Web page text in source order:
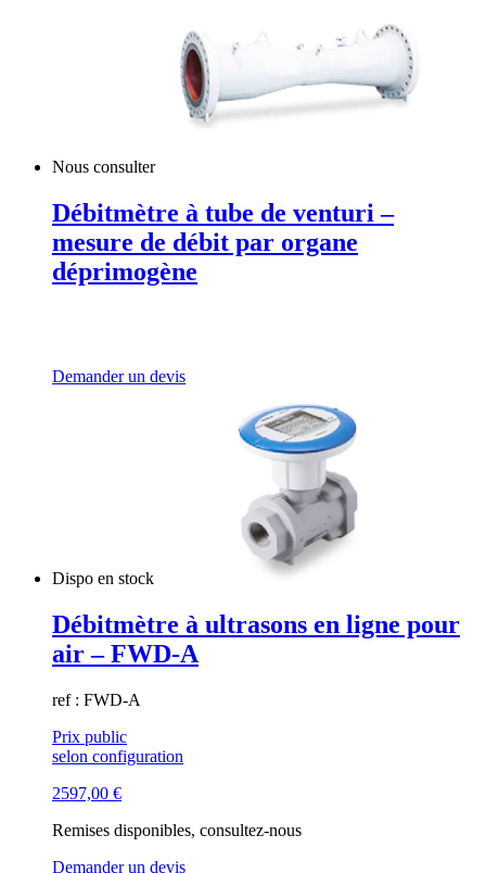
Nous consulter
Débitmètre à tube de venturi –
mesure de débit par organe
déprimogène
Demander un devis
Dispo en stock
Débitmètre à ultrasons en ligne pour
air – FWD-A
ref : FWD-A
Prix public
selon configuration
2597,00 €
Remises disponibles, consultez-nous
Demander un devis